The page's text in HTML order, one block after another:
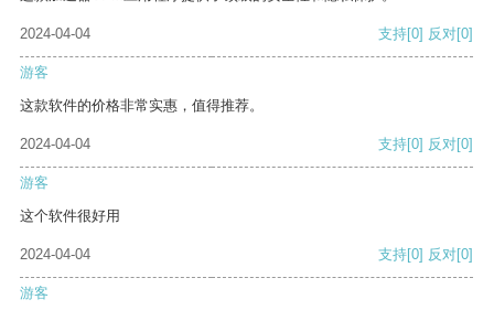
2024-04-04 支持[0] 反对[0]
游客
这款软件的价格非常实惠，值得推荐。
2024-04-04 支持[0] 反对[0]
游客
这个软件很好用
2024-04-04 支持[0] 反对[0]
游客